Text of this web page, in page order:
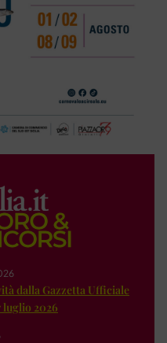
dalla Gazzetta Ufficiale
luglio 2026